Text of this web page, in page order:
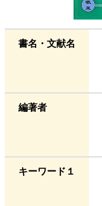
書名・文献名
編著者
キーワード１